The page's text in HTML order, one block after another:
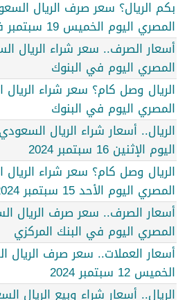
بكم الريال؟ سعر صرف الريال
المصري اليوم الخميس 19 سبتمبر في البنوك
أسعار الصرف.. سعر شراء الريال
المصري اليوم في البنوك
الريال وصل كام؟ سعر شراء الريال
المصري اليوم في البنوك
الريال.. أسعار شراء الريال
اليوم الإثنين 16 سبتمبر 2024
الريال وصل كام؟ سعر شراء الريال
المصري اليوم الأحد 15 سبتمبر 2024
أسعار الصرف.. سعر صرف الريال
المصري اليوم في البنك المركزي
أسعار العملات.. سعر صرف الريال
الخميس 12 سبتمبر 2024
الريال.. أسعار شراء وبيع الريال